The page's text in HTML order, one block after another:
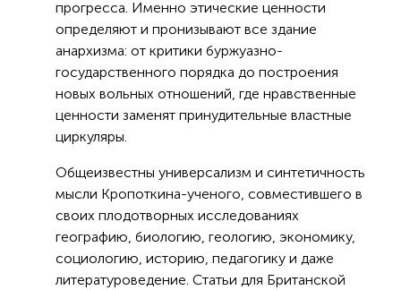
прогресса. Именно этические ценности
определяют и пронизывают все здание
анархизма: от критики буржуазно-
государственного порядка до построения
новых вольных отношений, где нравственные
ценности заменят принудительные властные
циркуляры.
Общеизвестны универсализм и синтетичность
мысли Кропоткина-ученого, совместившего в
своих плодотворных исследованиях
географию, биологию, геологию, экономику,
социологию, историю, педагогику и даже
литературоведение. Статьи для Британской